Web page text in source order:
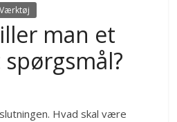
Værktøj
man et
Hvad skal være